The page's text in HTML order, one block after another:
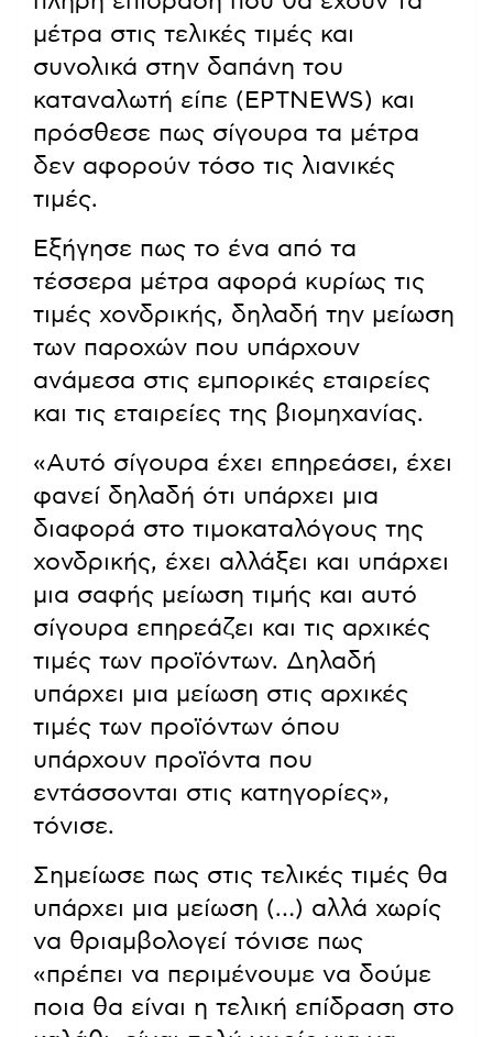
μέτρα στις τελικές τιμές και
συνολικά στην δαπάνη του
καταναλωτή είπε (ΕΡΤNEWS) και
πρόσθεσε πως σίγουρα τα μέτρα
δεν αφορούν τόσο τις λιανικές
τιμές.
Εξήγησε πως το ένα από τα
τέσσερα μέτρα αφορά κυρίως τις
τιμές χονδρικής, δηλαδή την μείωση
των παροχών που υπάρχουν
ανάμεσα στις εμπορικές εταιρείες
και τις εταιρείες της βιομηχανίας.
«Αυτό σίγουρα έχει επηρεάσει, έχει
φανεί δηλαδή ότι υπάρχει μια
διαφορά στο τιμοκαταλόγους της
χονδρικής, έχει αλλάξει και υπάρχει
μια σαφής μείωση τιμής και αυτό
σίγουρα επηρεάζει και τις αρχικές
τιμές των προϊόντων. Δηλαδή
υπάρχει μια μείωση στις αρχικές
τιμές των προϊόντων όπου
υπάρχουν προϊόντα που
εντάσσονται στις κατηγορίες»,
τόνισε.
Σημείωσε πως στις τελικές τιμές θα
υπάρχει μια μείωση (…) αλλά χωρίς
να θριαμβολογεί τόνισε πως
«πρέπει να περιμένουμε να δούμε
ποια θα είναι η τελική επίδραση στο